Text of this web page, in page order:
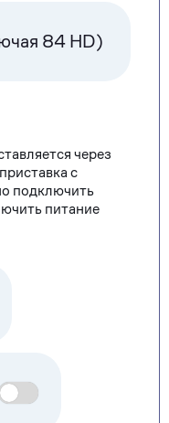
84 HD)
через
с
подключить
питание